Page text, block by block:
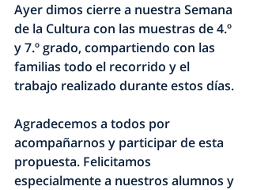
Ayer dimos cierre a nuestra Semana
de la Cultura con las muestras de 4.º
y 7.º grado, compartiendo con las
familias todo el recorrido y el
trabajo realizado durante estos días.
Agradecemos a todos por
acompañarnos y participar de esta
propuesta. Felicitamos
especialmente a nuestros alumnos y